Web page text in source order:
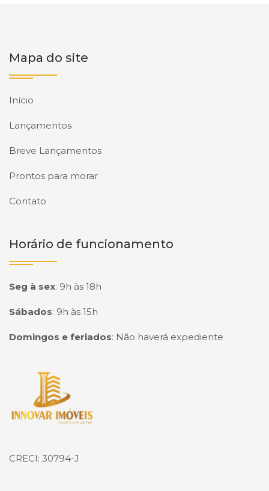
Mapa do site
Início
Lançamentos
Breve Lançamentos
Prontos para morar
Contato
Horário de funcionamento
Seg à sex: 9h às 18h
Sábados: 9h às 15h
Domingos e feriados: Não haverá expediente
Página inicial
CRECI: 30794-J